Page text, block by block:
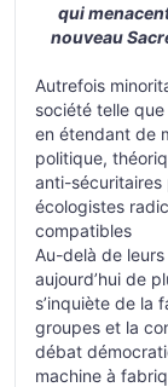
qui
nouveau
Autrefois
société telle que
en étendant de
politique,
anti-sécuritaires
écologistes
compatibles
Au-delà de
aujourd’hui de
s’inquiète de la
groupes et la
débat
machine à